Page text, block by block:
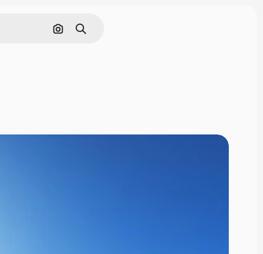
Hledat podle obrázku
Hledat